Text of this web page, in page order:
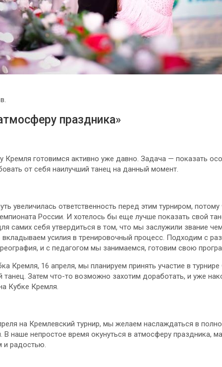
праздника»
Кремля готовимся активно уже давно. Задача — показать
от себя наилучший танец на данный момент.
увеличилась ответственность перед этим турниром,
России. И хотелось бы еще лучше показать свой
самих себя утвердиться в том, что мы заслужили звание
усилия в тренировочный процесс. Подходим с
и с педагогом мы занимаемся, готовим свою
Кремля, 16 апреля, мы планируем принять участие в турнире
Затем что-то возможно захотим доработать, и уже
Кубке Кремля.
на Кремлевский турнир, мы желаем наслаждаться в
наше непростое время окунуться в атмосферу праздника,
и радостью.